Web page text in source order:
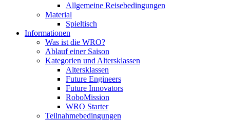
Allgemeine Reisebedingungen
Material
Spieltisch
Informationen
Was ist die WRO?
Ablauf einer Saison
Kategorien und Altersklassen
Altersklassen
Future Engineers
Future Innovators
RoboMission
WRO Starter
Teilnahmebedingungen